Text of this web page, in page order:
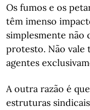
Os fumos e os
têm imenso
simplesmente não
protesto. Não vale
agentes
A outra razão é
estruturas